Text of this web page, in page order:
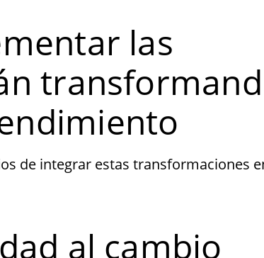
las
de integrar estas transformaciones
al cambio